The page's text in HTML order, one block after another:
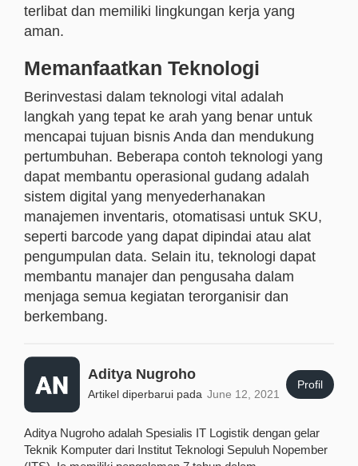
terlibat dan memiliki lingkungan kerja yang
aman.
Memanfaatkan Teknologi
Berinvestasi dalam teknologi vital adalah
langkah yang tepat ke arah yang benar untuk
mencapai tujuan bisnis Anda dan mendukung
pertumbuhan. Beberapa contoh teknologi yang
dapat membantu operasional gudang adalah
sistem digital yang menyederhanakan
manajemen inventaris, otomatisasi untuk SKU,
seperti barcode yang dapat dipindai atau alat
pengumpulan data. Selain itu, teknologi dapat
membantu manajer dan pengusaha dalam
menjaga semua kegiatan terorganisir dan
berkembang.
Aditya Nugroho
Artikel diperbarui pada June 12, 2021
Profil
Aditya Nugroho adalah Spesialis IT Logistik dengan gelar
Teknik Komputer dari Institut Teknologi Sepuluh Nopember